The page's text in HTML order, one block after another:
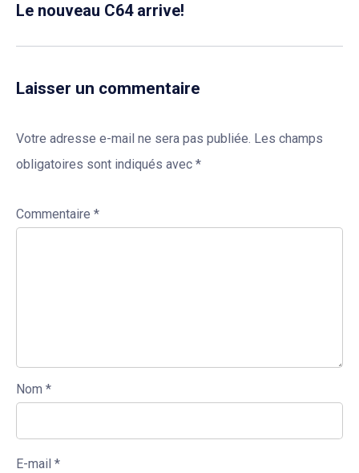
Le nouveau C64 arrive!
Laisser un commentaire
Votre adresse e-mail ne sera pas publiée. Les champs
obligatoires sont indiqués avec *
Commentaire *
Nom *
E-mail *